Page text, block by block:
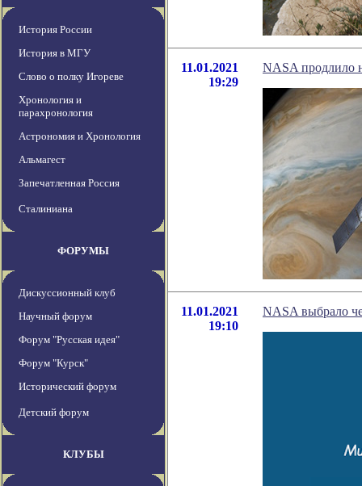
История России
История в МГУ
Слово о полку Игореве
Хронология и
парахронология
Астрономия и Хронология
Альмагест
Запечатленная Россия
Сталиниана
ФОРУМЫ
Дискуссионный клуб
Научный форум
Форум "Русская идея"
Форум "Курск"
Исторический форум
Детский форум
КЛУБЫ
11.01.2021
19:29
NASA продлило
11.01.2021
19:10
NASA выбрало